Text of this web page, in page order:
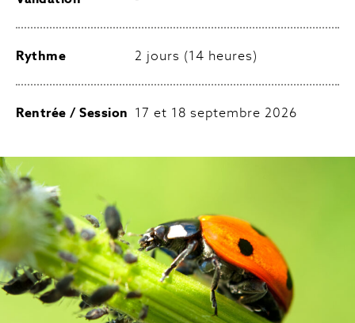
Rythme 2 jours (14 heures)
Rentrée / Session 17 et 18 septembre 2026